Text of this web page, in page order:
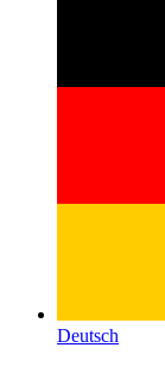
Deutsch